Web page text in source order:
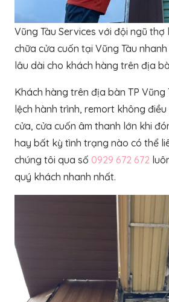
Vũng Tàu Services với đội ngũ thợ
chữa cửa cuốn tại Vũng Tàu
lâu dài cho khách hàng trên địa
Khách hàng trên địa bàn TP Vũng
lệch hành trình, remort không
cửa, cửa cuốn âm thanh lớn khi
hay bất kỳ tình trạng nào có thể
chúng tôi qua số 0929 672 672
quý khách nhanh nhất.